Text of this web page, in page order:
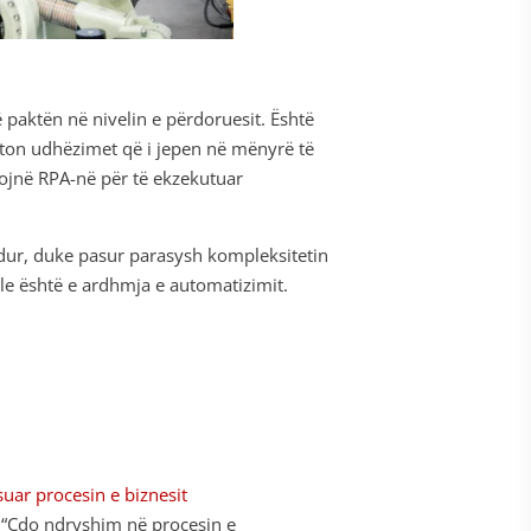
në nivelin e përdoruesit. Është
udhëzimet që i jepen në mënyrë të
RPA-në për të ekzekutuar
duke pasur parasysh kompleksitetin
është e ardhmja e automatizimit.
procesin e biznesit
ndryshim në procesin e